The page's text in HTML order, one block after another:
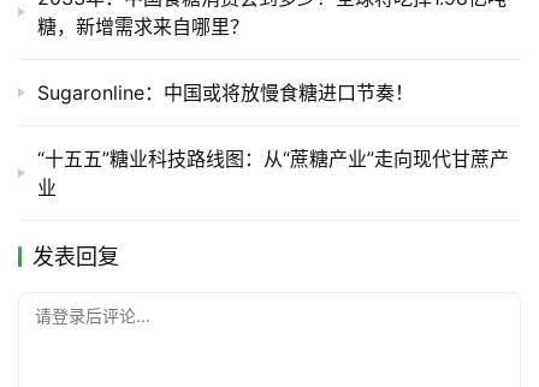
糖，新增需求来自哪里？
Sugaronline：中国或将放慢食糖进口节奏！
“十五五”糖业科技路线图：从“蔗糖产业”走向现代甘蔗产
业
发表回复
请登录后评论...